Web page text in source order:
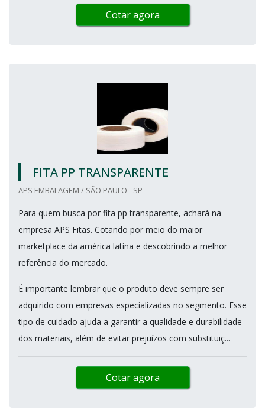
Cotar agora
FITA PP TRANSPARENTE
APS EMBALAGEM / SÃO PAULO - SP
Para quem busca por fita pp transparente, achará na
empresa APS Fitas. Cotando por meio do maior
marketplace da américa latina e descobrindo a melhor
referência do mercado.
É importante lembrar que o produto deve sempre ser
adquirido com empresas especializadas no segmento. Esse
tipo de cuidado ajuda a garantir a qualidade e durabilidade
dos materiais, além de evitar prejuízos com substituiç...
Cotar agora